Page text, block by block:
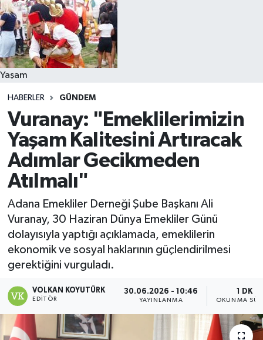
Yaşam
HABERLER GÜNDEM
Vuranay: "Emeklilerimizin
Yaşam Kalitesini Artıracak
Adımlar Gecikmeden
Atılmalı"
Adana Emekliler Derneği Şube Başkanı Ali
Vuranay, 30 Haziran Dünya Emekliler Günü
dolayısıyla yaptığı açıklamada, emeklilerin
ekonomik ve sosyal haklarının güçlendirilmesi
gerektiğini vurguladı.
VOLKAN KOYUTÜRK
EDITÖR
30.06.2026 - 10:46
YAYINLANMA
1 DK
OKUNMA